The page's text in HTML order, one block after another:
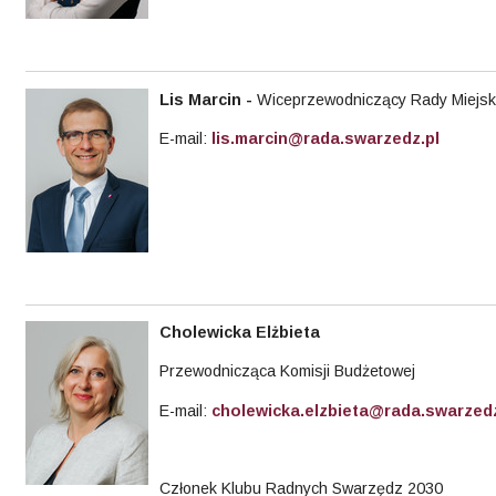
Lis Marcin - Wiceprzewodniczący Rady
E-mail: lis.marcin@rada.swarzedz.pl
Cholewicka Elżbieta
Przewodnicząca Komisji Budżetowej
E-mail:
Członek Klubu Radnych Swarzędz 2030